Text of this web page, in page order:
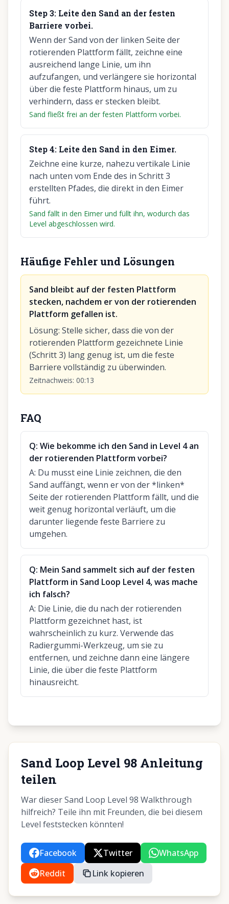
Step3: Leite den Sand an der festen
Barriere vorbei.
Wenn der Sand von der linken Seite der
rotierenden Plattform fällt, zeichne eine
ausreichend lange Linie, um ihn
aufzufangen, und verlängere sie horizontal
über die feste Plattform hinaus, um zu
verhindern, dass er stecken bleibt.
Sand fließt frei an der festen Plattform vorbei.
Step4: Leite den Sand in den Eimer.
Zeichne eine kurze, nahezu vertikale Linie
nach unten vom Ende des in Schritt 3
erstellten Pfades, die direkt in den Eimer
führt.
Sand fällt in den Eimer und füllt ihn, wodurch das
Level abgeschlossen wird.
Häufige Fehler und Lösungen
Sand bleibt auf der festen Plattform
stecken, nachdem er von der rotierenden
Plattform gefallen ist.
Lösung: Stelle sicher, dass die von der
rotierenden Plattform gezeichnete Linie
(Schritt 3) lang genug ist, um die feste
Barriere vollständig zu überwinden.
Zeitnachweis: 00:13
FAQ
Q: Wie bekomme ich den Sand in Level 4 an
der rotierenden Plattform vorbei?
A: Du musst eine Linie zeichnen, die den
Sand auffängt, wenn er von der *linken*
Seite der rotierenden Plattform fällt, und die
weit genug horizontal verläuft, um die
darunter liegende feste Barriere zu
umgehen.
Q: Mein Sand sammelt sich auf der festen
Plattform in Sand Loop Level 4, was mache
ich falsch?
A: Die Linie, die du nach der rotierenden
Plattform gezeichnet hast, ist
wahrscheinlich zu kurz. Verwende das
Radiergummi-Werkzeug, um sie zu
entfernen, und zeichne dann eine längere
Linie, die über die feste Plattform
hinausreicht.
Sand Loop Level 98 Anleitung
teilen
War dieser Sand Loop Level 98 Walkthrough
hilfreich? Teile ihn mit Freunden, die bei diesem
Level feststecken könnten!
Facebook Twitter
WhatsApp
Reddit
Link kopieren